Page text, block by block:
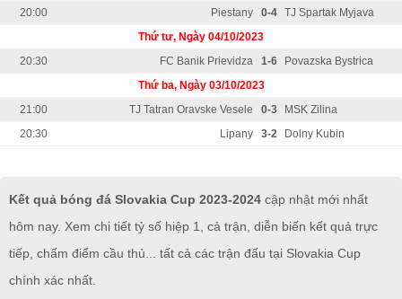
20:00
Piestany 0-4
TJ Spartak Myjava
Thứ tư, Ngày 04/10/2023
20:30
FC Banik Prievidza 1-6
Povazska Bystrica
Thứ ba, Ngày 03/10/2023
21:00
TJ Tatran Oravske Vesele 0-3
MSK Zilina
20:30
Lipany 3-2 Dolny Kubin
Kết quả bóng đá Slovakia Cup 2023-2024 cập nhật mới nhất
hôm nay. Xem chi tiết tỷ số hiệp 1, cả trận, diễn biến kết quả trực
tiếp, chấm điểm cầu thủ... tất cả các trận đấu tại Slovakia Cup
chính xác nhất.